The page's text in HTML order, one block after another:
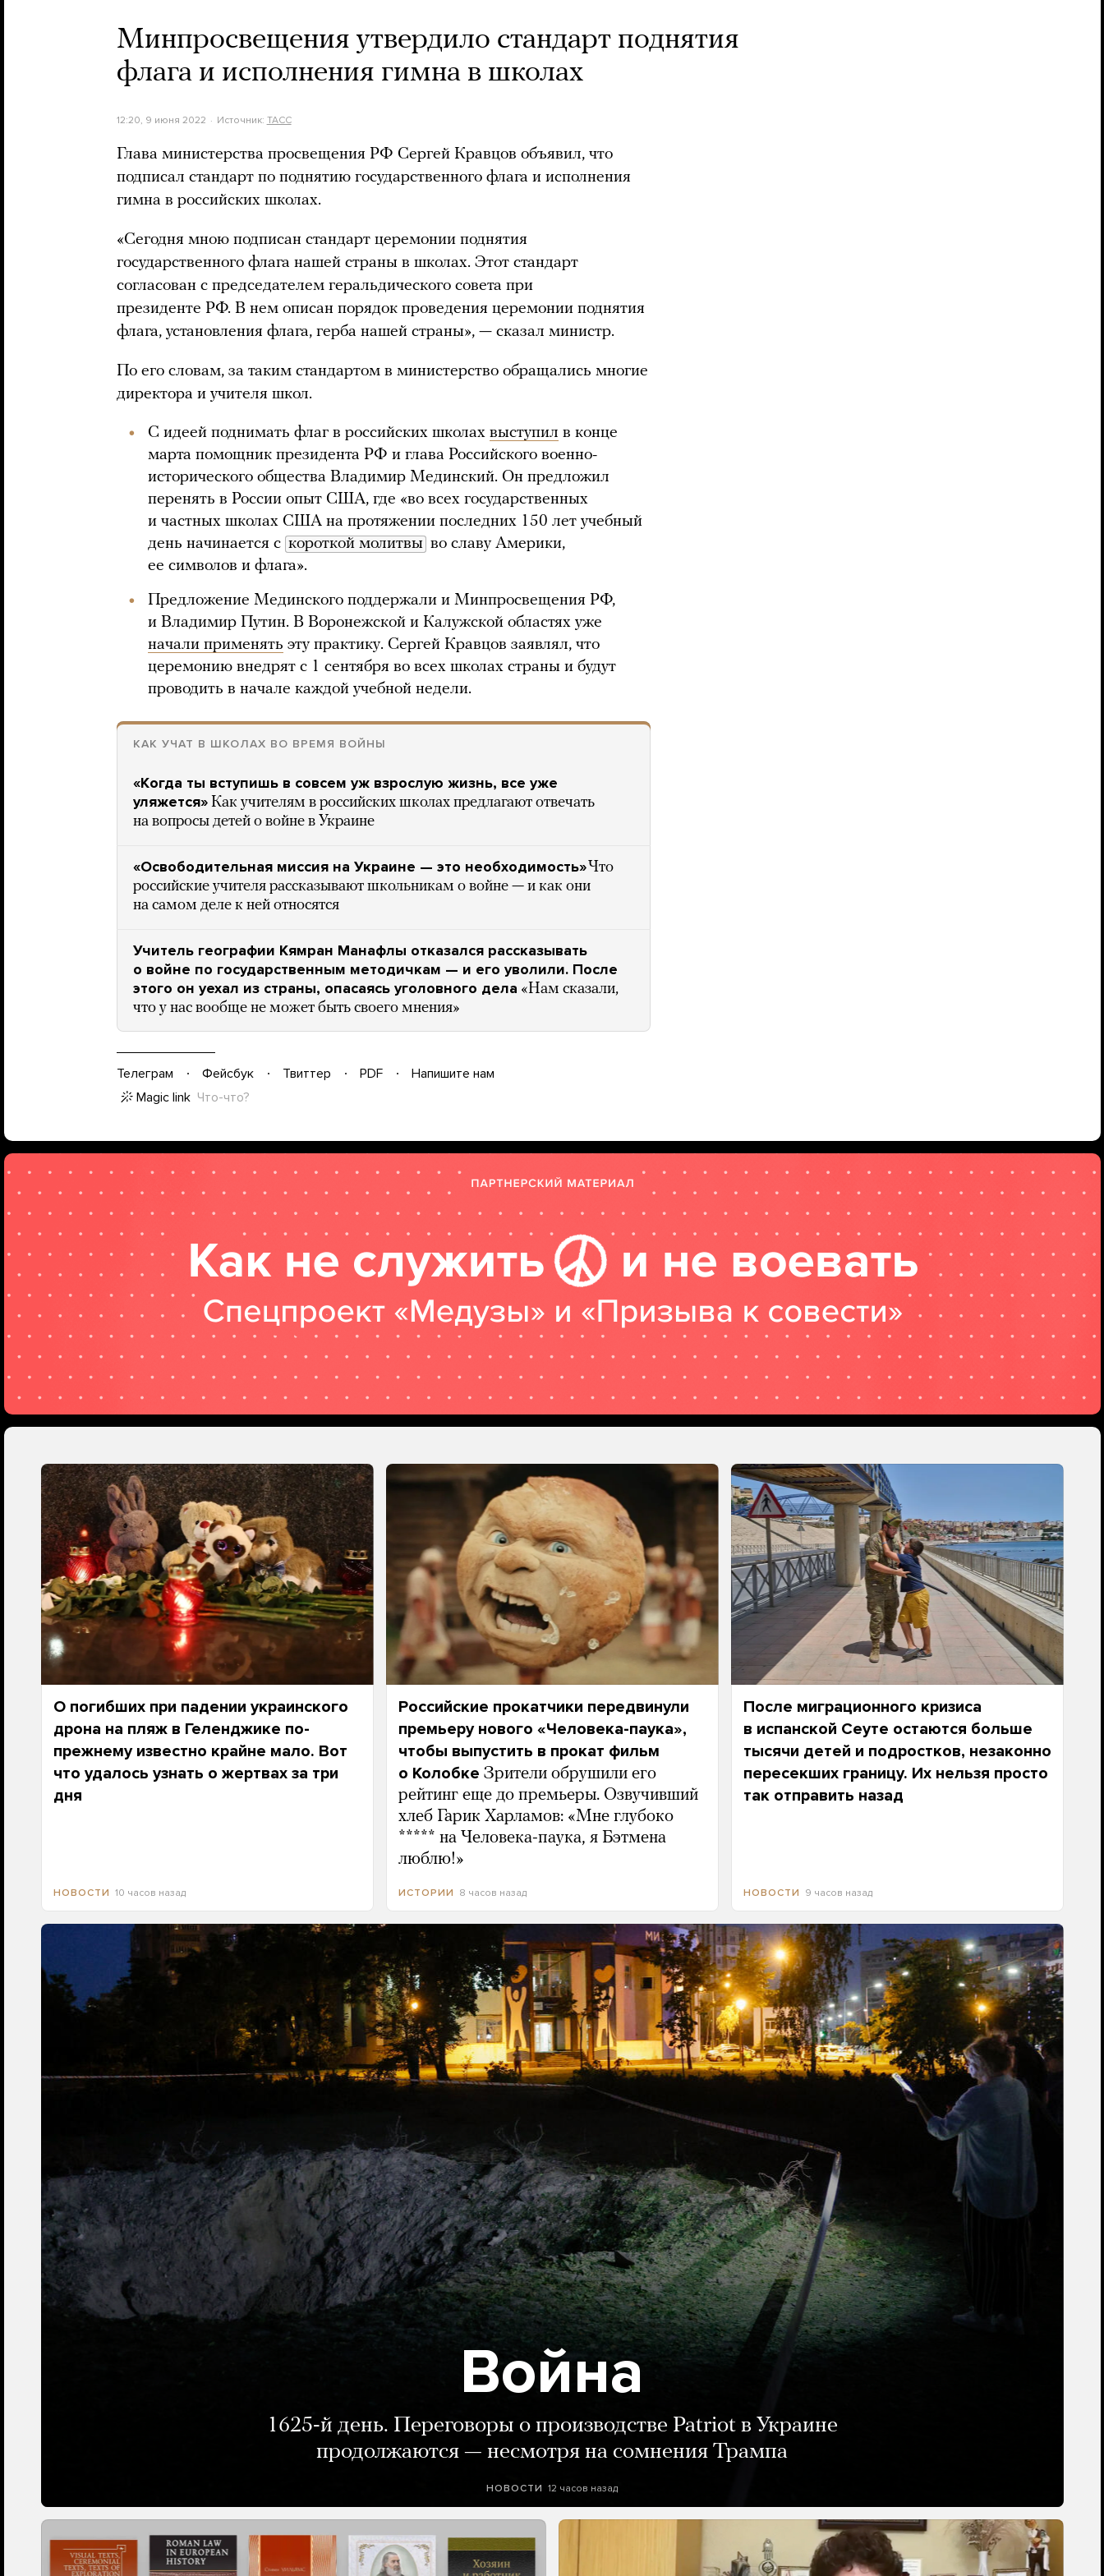
Минпросвещения утвердило стандарт поднятия
флага и исполнения гимна в школах
12:20, 9 июня 2022 Источник: ТАСС
Глава министерства просвещения РФ Сергей Кравцов объявил, что
подписал стандарт по поднятию государственного флага и исполнения
гимна в российских школах.
«Сегодня мною подписан стандарт церемонии поднятия
государственного флага нашей страны в школах. Этот стандарт
согласован с председателем геральдического совета при
президенте РФ. В нем описан порядок проведения церемонии поднятия
флага, установления флага, герба нашей страны», — сказал министр.
По его словам, за таким стандартом в министерство обращались многие
директора и учителя школ.
С идеей поднимать флаг в российских школах выступил в конце
марта помощник президента РФ и глава Российского военно-
исторического общества Владимир Мединский. Он предложил
перенять в России опыт США, где «во всех государственных
и частных школах США на протяжении последних 150 лет учебный
день начинается с короткой молитвы во славу Америки,
ее символов и флага».
Предложение Мединского поддержали и Минпросвещения РФ,
и Владимир Путин. В Воронежской и Калужской областях уже
начали применять эту практику. Сергей Кравцов заявлял, что
церемонию внедрят с 1 сентября во всех школах страны и будут
проводить в начале каждой учебной недели.
КАК УЧАТ В ШКОЛАХ ВО ВРЕМЯ ВОЙНЫ
«Когда ты вступишь в совсем уж взрослую жизнь, все уже
уляжется» Как учителям в российских школах предлагают отвечать
на вопросы детей о войне в Украине
«Освободительная миссия на Украине — это необходимость»Что
российские учителя рассказывают школьникам о войне — и как они
на самом деле к ней относятся
Учитель географии Кямран Манафлы отказался рассказывать
о войне по государственным методичкам — и его уволили. После
этого он уехал из страны, опасаясь уголовного дела «Нам сказали,
что у нас вообще не может быть своего мнения»
Телеграм Фейсбук Твиттер PDF
Напишите нам
Magic link Что-что?
О погибших при падении украинского
дрона на пляж в Геленджике по-
прежнему известно крайне мало. Вот
что удалось узнать о жертвах за три
дня
НОВОСТИ 10 часов назад
Российские прокатчики передвинули
премьеру нового «Человека-паука»,
чтобы выпустить в прокат фильм
о Колобке Зрители обрушили его
рейтинг еще до премьеры. Озвучивший
хлеб Гарик Харламов: «Мне глубоко
***** на Человека-паука, я Бэтмена
люблю!»
ИСТОРИИ 8 часов назад
После миграционного кризиса
в испанской Сеуте остаются больше
тысячи детей и подростков, незаконно
пересекших границу. Их нельзя просто
так отправить назад
НОВОСТИ 9 часов назад
Война
1625-й день. Переговоры о производстве Patriot в Украине
продолжаются — несмотря на сомнения Трампа
НОВОСТИ 12 часов назад